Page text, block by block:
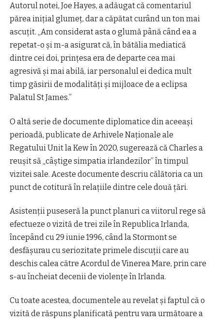
Autorul notei, Joe Hayes, a adăugat că comentariul
părea inițial glumeț, dar a căpătat curând un ton mai
ascuțit. „Am considerat asta o glumă până când ea a
repetat-o și m-a asigurat că, în bătălia mediatică
dintre cei doi, prințesa era de departe cea mai
agresivă și mai abilă, iar personalul ei dedica mult
timp găsirii de modalități și mijloace de a eclipsa
Palatul St James.”
O altă serie de documente diplomatice din aceeași
perioadă, publicate de Arhivele Naționale ale
Regatului Unit la Kew în 2020, sugerează că Charles a
reușit să „câștige simpatia irlandezilor” în timpul
vizitei sale. Aceste documente descriu călătoria ca un
punct de cotitură în relațiile dintre cele două țări.
Asistenții puseseră la punct planuri ca viitorul rege să
efectueze o vizită de trei zile în Republica Irlanda,
începând cu 29 iunie 1996, când la Stormont se
desfășurau cu seriozitate primele discuții care au
deschis calea către Acordul de Vinerea Mare, prin care
s-au încheiat decenii de violențe în Irlanda.
Cu toate acestea, documentele au revelat și faptul că o
vizită de răspuns planificată pentru vara următoare a